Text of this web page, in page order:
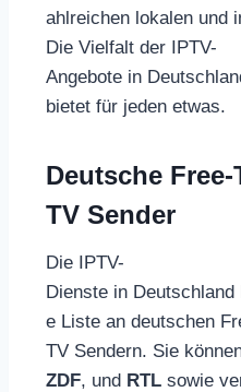
ahlreichen lokalen und
Die Vielfalt der IPTV-
Angebote in
bietet für jeden etwas.
Deutsche
TV Sender
Die IPTV-
Dienste in
e Liste an deutschen
TV Sendern. Sie
ZDF, und RTL sowie